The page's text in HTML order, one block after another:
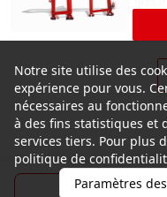
Brochure
Notre site utilise des
expérience pour vous.
nécessaires au
à des fins statistiques et
services tiers. Pour plus
politique de
Paramètres